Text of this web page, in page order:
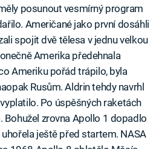
posunout vesmírný program
Američané jako první dosáhli
spojit dvě tělesa v jednu velkou
Amerika předehnala
Ameriku pořád trápilo, byla
Rusům. Aldrin tehdy navrhl
Po úspěšných raketách
Bohužel zrovna Apollo 1 dopadlo
ještě před startem. NASA